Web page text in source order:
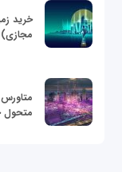
مجازی)
متحول